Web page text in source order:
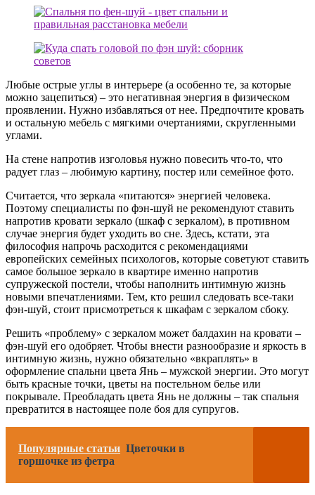
Любые острые углы в интерьере (а особенно те, за которые
можно зацепиться) – это негативная энергия в физическом
проявлении. Нужно избавляться от нее. Предпочтите кровать
и остальную мебель с мягкими очертаниями, скругленными
углами.
На стене напротив изголовья нужно повесить что-то, что
радует глаз – любимую картину, постер или семейное фото.
Считается, что зеркала «питаются» энергией человека.
Поэтому специалисты по фэн-шуй не рекомендуют ставить
напротив кровати зеркало (шкаф с зеркалом), в противном
случае энергия будет уходить во сне. Здесь, кстати, эта
философия напрочь расходится с рекомендациями
европейских семейных психологов, которые советуют ставить
самое большое зеркало в квартире именно напротив
супружеской постели, чтобы наполнить интимную жизнь
новыми впечатлениями. Тем, кто решил следовать все-таки
фэн-шуй, стоит присмотреться к шкафам с зеркалом сбоку.
Решить «проблему» с зеркалом может балдахин на кровати –
фэн-шуй его одобряет. Чтобы внести разнообразие и яркость в
интимную жизнь, нужно обязательно «вкраплять» в
оформление спальни цвета Янь – мужской энергии. Это могут
быть красные точки, цветы на постельном белье или
покрывале. Преобладать цвета Янь не должны – так спальня
превратится в настоящее поле боя для супругов.
Популярные статьи Цветочки в
горшочке из фетра